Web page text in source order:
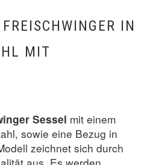
IN
MIT
Sessel mit einem
sowie eine Bezug in
zeichnet sich durch